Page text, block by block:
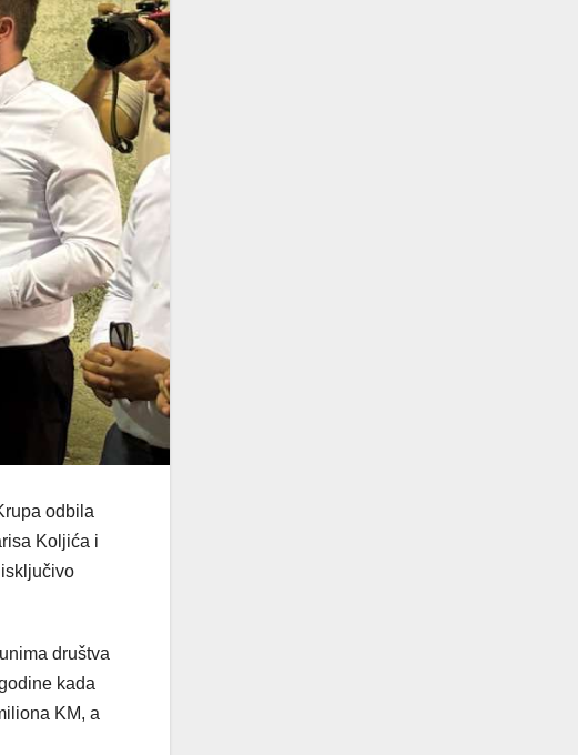
odbila
Koljića i
društva
kada
KM, a